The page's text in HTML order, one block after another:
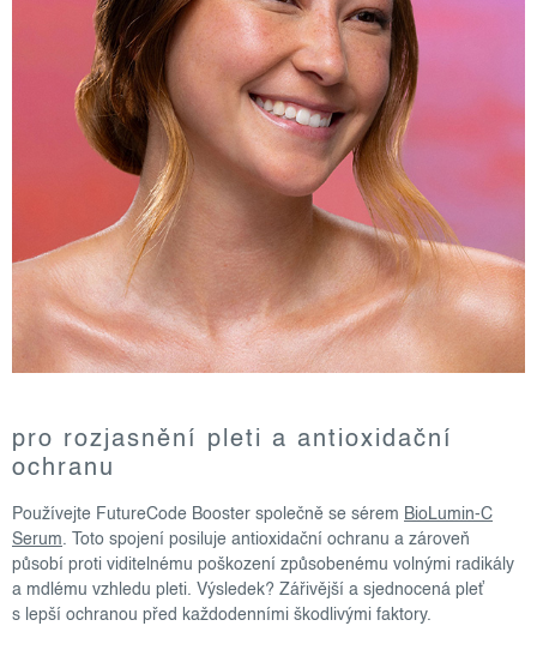
pro rozjasnění pleti a antioxidační
ochranu
Používejte FutureCode Booster společně se sérem BioLumin-C
Serum. Toto spojení posiluje antioxidační ochranu a zároveň
působí proti viditelnému poškození způsobenému volnými radikály
a mdlému vzhledu pleti. Výsledek? Zářivější a sjednocená pleť
s lepší ochranou před každodenními škodlivými faktory.